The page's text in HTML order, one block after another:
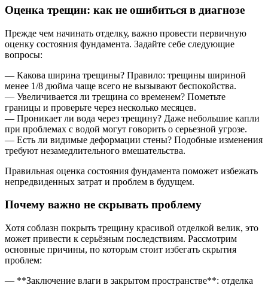
Оценка трещин: как не ошибиться в диагнозе
Прежде чем начинать отделку, важно провести первичную
оценку состояния фундамента. Задайте себе следующие
вопросы:
— Какова ширина трещины? Правило: трещины шириной
менее 1/8 дюйма чаще всего не вызывают беспокойства.
— Увеличивается ли трещина со временем? Пометьте
границы и проверьте через несколько месяцев.
— Проникает ли вода через трещину? Даже небольшие капли
при проблемах с водой могут говорить о серьезной угрозе.
— Есть ли видимые деформации стены? Подобные изменения
требуют незамедлительного вмешательства.
Правильная оценка состояния фундамента поможет избежать
непредвиденных затрат и проблем в будущем.
Почему важно не скрывать проблему
Хотя соблазн покрыть трещину красивой отделкой велик, это
может привести к серьёзным последствиям. Рассмотрим
основные причины, по которым стоит избегать скрытия
проблем:
— **Заключение влаги в закрытом пространстве**: отделка